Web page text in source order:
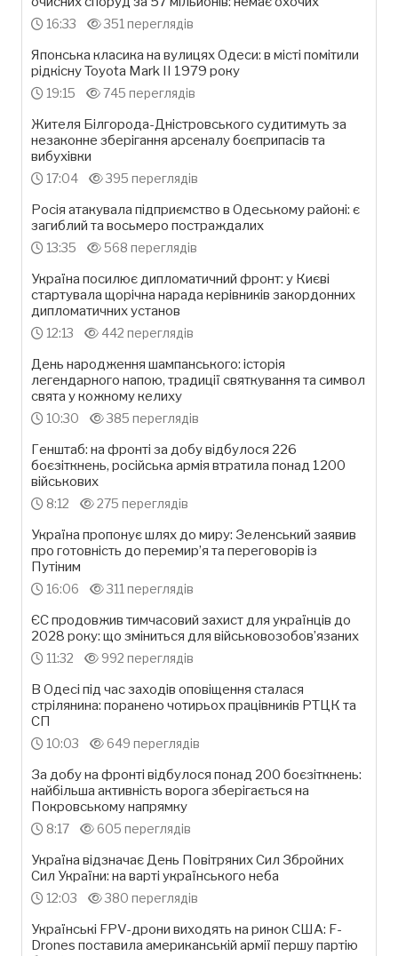
16:33 351 переглядів
Японська класика на вулицях Одеси: в місті помітили
рідкісну Toyota Mark II 1979 року
19:15 745 переглядів
Жителя Білгорода-Дністровського судитимуть за
незаконне зберігання арсеналу боєприпасів та
вибухівки
17:04 395 переглядів
Росія атакувала підприємство в Одеському районі: є
загиблий та восьмеро постраждалих
13:35 568 переглядів
Україна посилює дипломатичний фронт: у Києві
стартувала щорічна нарада керівників закордонних
дипломатичних установ
12:13 442 переглядів
День народження шампанського: історія
легендарного напою, традиції святкування та символ
свята у кожному келиху
10:30 385 переглядів
Генштаб: на фронті за добу відбулося 226
боєзіткнень, російська армія втратила понад 1200
військових
8:12 275 переглядів
Україна пропонує шлях до миру: Зеленський заявив
про готовність до перемир’я та переговорів із
Путіним
16:06 311 переглядів
ЄС продовжив тимчасовий захист для українців до
2028 року: що зміниться для військовозобов’язаних
11:32 992 переглядів
В Одесі під час заходів оповіщення сталася
стрілянина: поранено чотирьох працівників РТЦК та
СП
10:03 649 переглядів
За добу на фронті відбулося понад 200 боєзіткнень:
найбільша активність ворога зберігається на
Покровському напрямку
8:17 605 переглядів
Україна відзначає День Повітряних Сил Збройних
Сил України: на варті українського неба
12:03 380 переглядів
Українські FPV-дрони виходять на ринок США: F-
Drones поставила американській армії першу партію